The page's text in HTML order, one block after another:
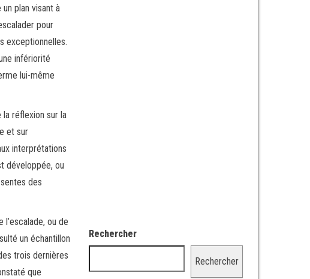
plan visant à
pour
exceptionnelles.
infériorité
lui-même
réflexion sur la
et sur
interprétations
développée, ou
des
ou de
un échantillon
trois dernières
que
Rechercher
Rechercher